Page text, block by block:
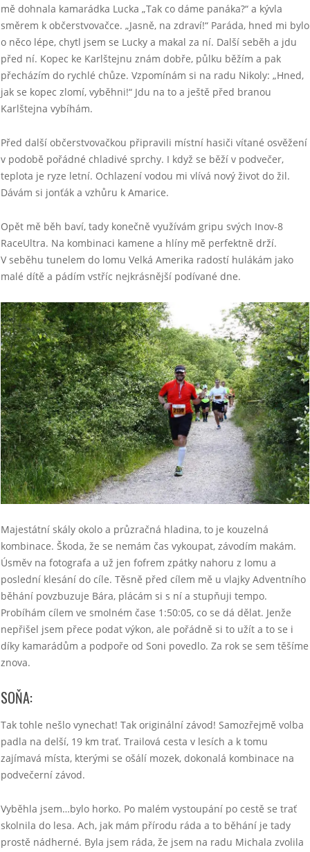
mě dohnala kamarádka Lucka „Tak co dáme panáka?“ a kývla
směrem k občerstvovačce. „Jasně, na zdraví!“ Paráda, hned mi bylo
o něco lépe, chytl jsem se Lucky a makal za ní. Další seběh a jdu
před ní. Kopec ke Karlštejnu znám dobře, půlku běžím a pak
přecházím do rychlé chůze. Vzpomínám si na radu Nikoly: „Hned,
jak se kopec zlomí, vyběhni!“ Jdu na to a ještě před branou
Karlštejna vybíhám.
Před další občerstvovačkou připravili místní hasiči vítané osvěžení
v podobě pořádné chladivé sprchy. I když se běží v podvečer,
teplota je ryze letní. Ochlazení vodou mi vlívá nový život do žil.
Dávám si jonťák a vzhůru k Amarice.
Opět mě běh baví, tady konečně využívám gripu svých Inov-8
RaceUltra. Na kombinaci kamene a hlíny mě perfektně drží.
V seběhu tunelem do lomu Velká Amerika radostí hulákám jako
malé dítě a pádím vstříc nejkrásnější podívané dne.
Majestátní skály okolo a průzračná hladina, to je kouzelná
kombinace. Škoda, že se nemám čas vykoupat, závodím makám.
Úsměv na fotografa a už jen fofrem zpátky nahoru z lomu a
poslední klesání do cíle. Těsně před cílem mě u vlajky Adventního
běhání povzbuzuje Bára, plácám si s ní a stupňuji tempo.
Probíhám cílem ve smolném čase 1:50:05, co se dá dělat. Jenže
nepřišel jsem přece podat výkon, ale pořádně si to užít a to se i
díky kamarádům a podpoře od Soni povedlo. Za rok se sem těšíme
znova.
SOŇA:
Tak tohle nešlo vynechat! Tak originální závod! Samozřejmě volba
padla na delší, 19 km trať. Trailová cesta v lesích a k tomu
zajímavá místa, kterými se ošálí mozek, dokonalá kombinace na
podvečerní závod.
Vyběhla jsem…bylo horko. Po malém vystoupání po cestě se trať
skolnila do lesa. Ach, jak mám přírodu ráda a to běhání je tady
prostě nádherné. Byla jsem ráda, že jsem na radu Michala zvolila